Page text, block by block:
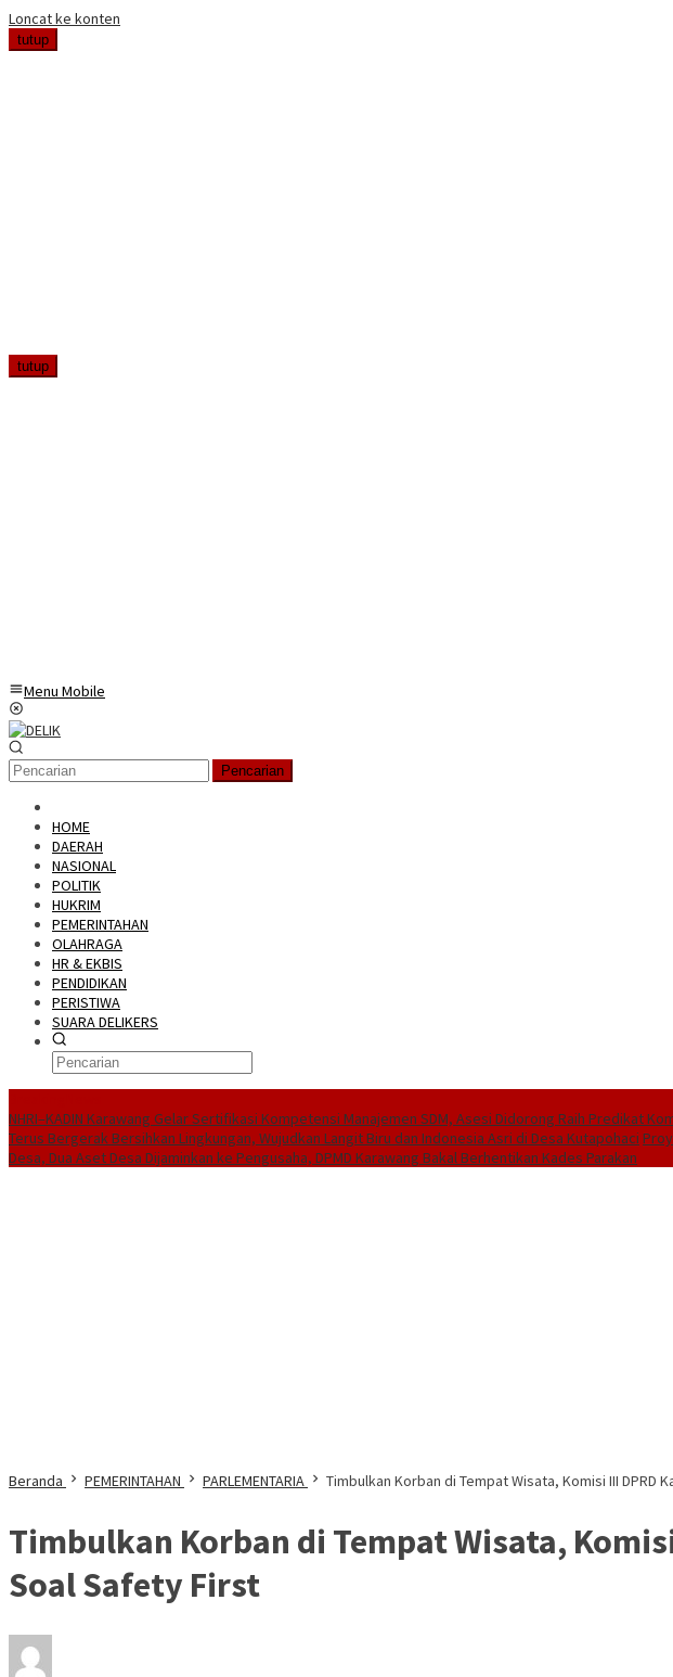
Loncat ke konten
tutup
tutup
Menu Mobile
Pencarian
HOME
DAERAH
NASIONAL
POLITIK
HUKRIM
PEMERINTAHAN
OLAHRAGA
HR & EKBIS
PENDIDIKAN
PERISTIWA
SUARA DELIKERS
NHRI–KADIN Karawang Gelar Sertifikasi Kompetensi Manajemen SDM, Asesi Didorong Raih Predikat
Terus Bergerak Bersihkan Lingkungan, Wujudkan Langit Biru dan Indonesia Asri di Desa Kutapohaci
Desa, Dua Aset Desa Dijaminkan ke Pengusaha, DPMD Karawang Bakal Berhentikan Kades Parakan
Beranda PEMERINTAHAN PARLEMENTARIA Timbulkan Korban di Tempat Wisata, Komisi III
Timbulkan Korban di Tempat Wisata,
Soal Safety First